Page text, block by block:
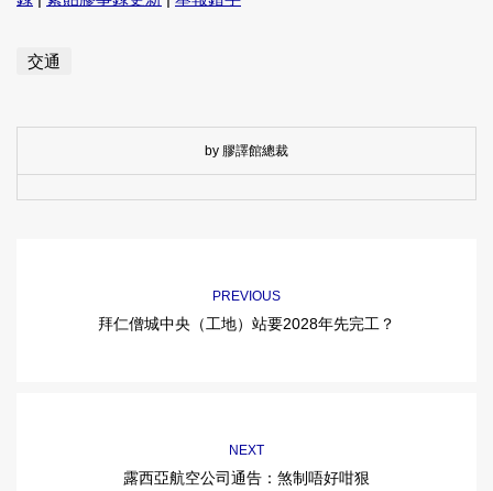
交通
by 膠譯館總裁
PREVIOUS
拜仁僧城中央（工地）站要2028年先完工？
NEXT
露西亞航空公司通告：煞制唔好咁狠